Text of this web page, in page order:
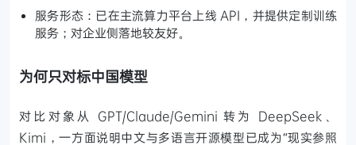
服务形态：已在主流算力平台上线 API，并提供定制训练
服务；对企业侧落地较友好。
为何只对标中国模型
对比对象从 GPT/Claude/Gemini 转为 DeepSeek、
Kimi，一方面说明中文与多语言开源模型已成为“现实参照